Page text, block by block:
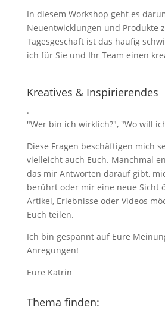
In diesem Workshop geht es
Neuentwicklungen und Produkte
Tagesgeschäft ist das häufig
ich für Sie und Ihr Team einen
Kreatives & Inspirierendes
.
"Wer bin ich wirklich?", "Wo will
Diese Fragen beschäftigen mich
vielleicht auch Euch. Manchmal
das mir Antworten darauf gibt,
berührt oder mir eine neue Sicht
Artikel, Erlebnisse oder Videos
Euch teilen.
Ich bin gespannt auf Eure
Anregungen!
Eure Katrin
Thema finden: